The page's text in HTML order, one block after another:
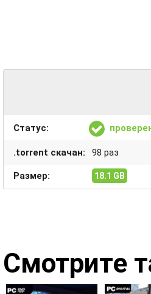
Статус:
.torrent скачан: 98 раз
Размер: 18.1 GB
Смотрите